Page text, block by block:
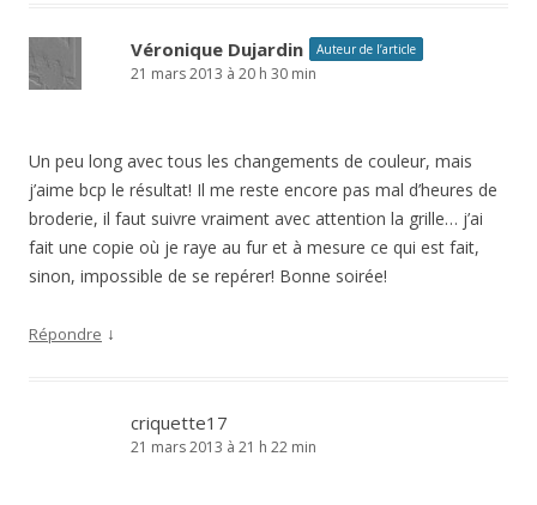
Véronique Dujardin Auteur de l’article
21 mars 2013 à 20 h 30 min
Un peu long avec tous les changements de couleur, mais
j’aime bcp le résultat! Il me reste encore pas mal d’heures de
broderie, il faut suivre vraiment avec attention la grille… j’ai
fait une copie où je raye au fur et à mesure ce qui est fait,
sinon, impossible de se repérer! Bonne soirée!
Répondre ↓
criquette17
21 mars 2013 à 21 h 22 min